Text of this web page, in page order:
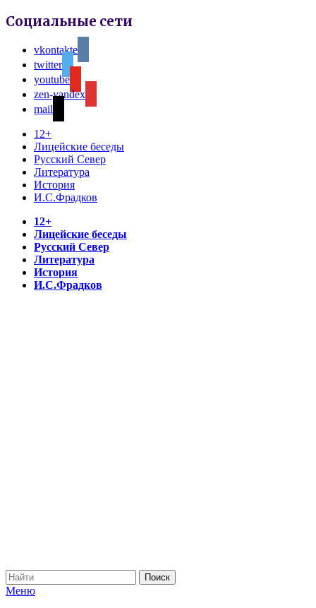
Социальные сети
vkontakte
twitter
youtube
zen-yandex
mail
12+
Лицейские беседы
Русский Север
Литература
История
И.С.Фрадков
12+
Лицейские беседы
Русский Север
Литература
История
И.С.Фрадков
Меню